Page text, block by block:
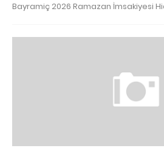
Bayramiç 2026 Ramazan İmsakiyesi